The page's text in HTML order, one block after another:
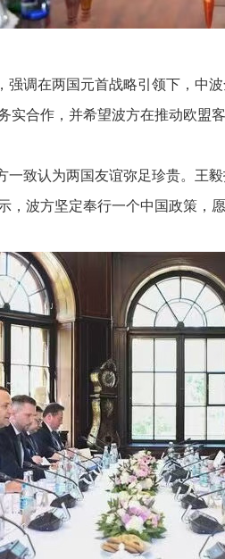
调在两国元首战略引领下，中
实合作，并希望波方在推动欧盟
致认为两国友谊弥足珍贵。王
，波方坚定奉行一个中国政策，